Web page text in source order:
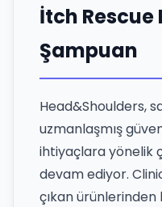
İtch Rescue
Şampuan
Head&Shoulders,
uzmanlaşmış
ihtiyaçlara yönelik
devam ediyor.
çıkan